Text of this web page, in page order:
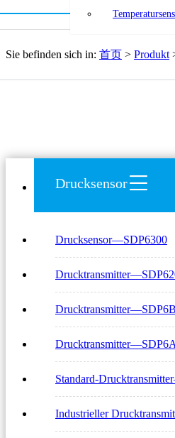
Sie befinden sich in: 首页 > Produkt
Drucksensor
Drucksensor—SDP6300
Standard-
Industrieller